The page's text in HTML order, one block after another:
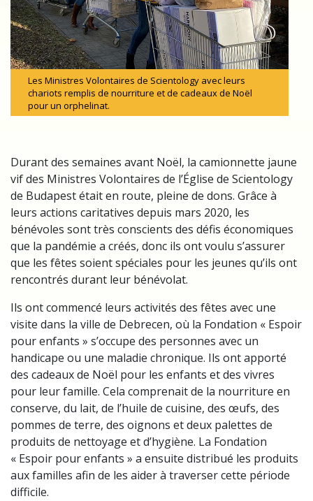
Les Ministres Volontaires de Scientology avec leurs
chariots remplis de nourriture et de cadeaux de Noël
pour un orphelinat.
Durant des semaines avant Noël, la camionnette jaune
vif des Ministres Volontaires de l’Église de Scientology
de Budapest était en route, pleine de dons. Grâce à
leurs actions caritatives depuis mars 2020, les
bénévoles sont très conscients des défis économiques
que la pandémie a créés, donc ils ont voulu s’assurer
que les fêtes soient spéciales pour les jeunes qu’ils ont
rencontrés durant leur bénévolat.
Ils ont commencé leurs activités des fêtes avec une
visite dans la ville de Debrecen, où la Fondation « Espoir
pour enfants » s’occupe des personnes avec un
handicape ou une maladie chronique. Ils ont apporté
des cadeaux de Noël pour les enfants et des vivres
pour leur famille. Cela comprenait de la nourriture en
conserve, du lait, de l’huile de cuisine, des œufs, des
pommes de terre, des oignons et deux palettes de
produits de nettoyage et d’hygiène. La Fondation
« Espoir pour enfants » a ensuite distribué les produits
aux familles afin de les aider à traverser cette période
difficile.